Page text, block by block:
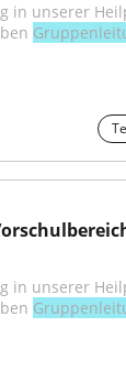
in unserer
in unserer